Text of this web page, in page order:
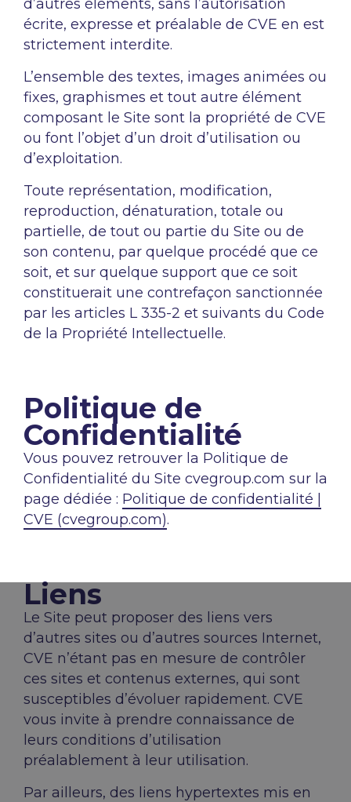
d’autres éléments, sans l’autorisation
écrite, expresse et préalable de CVE en est
strictement interdite.
L’ensemble des textes, images animées ou
fixes, graphismes et tout autre élément
composant le Site sont la propriété de CVE
ou font l’objet d’un droit d’utilisation ou
d’exploitation.
Toute représentation, modification,
reproduction, dénaturation, totale ou
partielle, de tout ou partie du Site ou de
son contenu, par quelque procédé que ce
soit, et sur quelque support que ce soit
constituerait une contrefaçon sanctionnée
par les articles L 335-2 et suivants du Code
de la Propriété Intellectuelle.
Politique de
Confidentialité
Vous pouvez retrouver la Politique de
Confidentialité du Site cvegroup.com sur la
page dédiée : Politique de confidentialité |
CVE (cvegroup.com).
Liens
Le Site peut proposer des liens vers
d’autres sites ou d’autres sources Internet,
CVE n’étant pas en mesure de contrôler
ces sites et contenus externes, qui sont
susceptibles d’évoluer rapidement. CVE
vous invite à prendre connaissance de
leurs conditions d’utilisation
préalablement à leur utilisation.
Par ailleurs, des liens hypertextes mis en